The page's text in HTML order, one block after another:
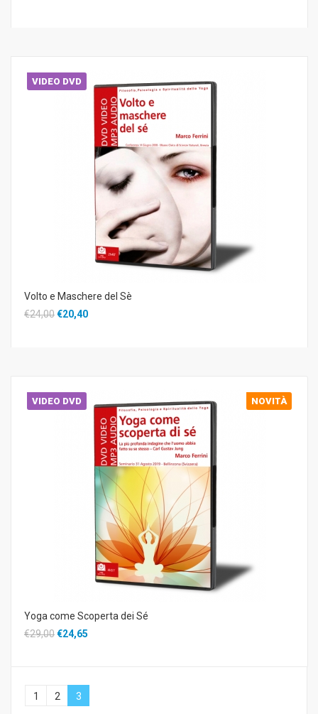
VIDEO DVD
Volto e Maschere del Sè
€24,00€20,40
VIDEO DVD NOVITÀ
Yoga come Scoperta dei Sé
€29,00€24,65
1 2 3